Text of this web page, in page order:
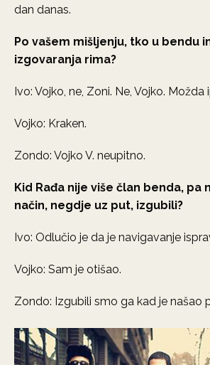
dan danas.
Po vašem mišljenju, tko u bendu
izgovaranja rima?
Ivo: Vojko, ne, Zoni. Ne, Vojko. Možda
Vojko: Kraken.
Zondo: Vojko V. neupitno.
Kid Rađa nije više član benda, pa
način, negdje uz put, izgubili?
Ivo: Odlučio je da je navigavanje
Vojko: Sam je otišao.
Zondo: Izgubili smo ga kad je našao